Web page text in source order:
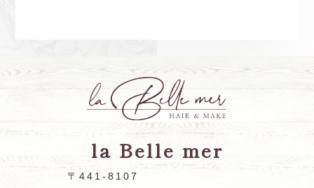
la Belle mer
〒441-8107